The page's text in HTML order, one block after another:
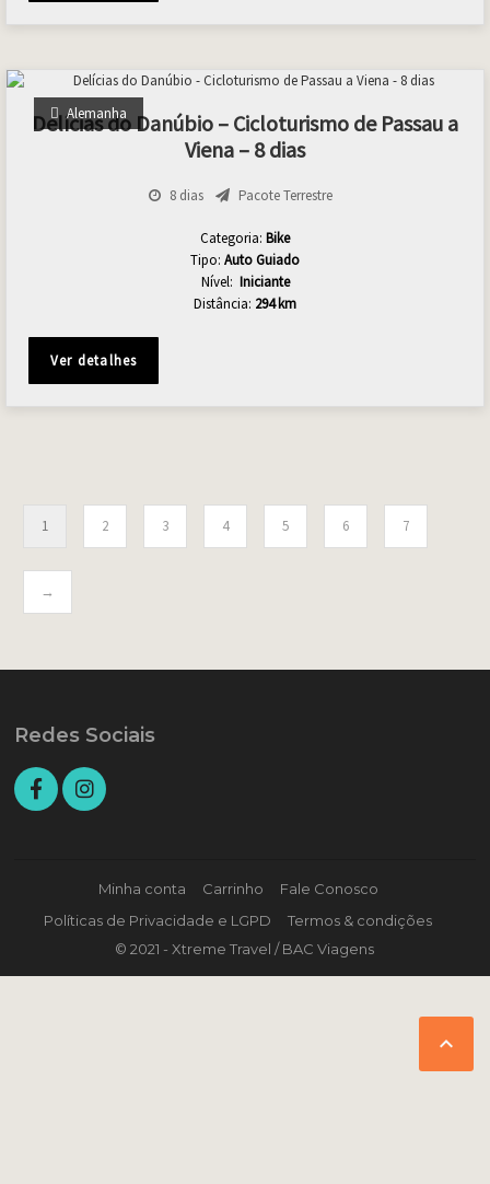
Alemanha
Delícias do Danúbio – Cicloturismo de Passau a
Viena – 8 dias
8 dias Pacote Terrestre
Categoria: Bike
Tipo: Auto Guiado
Nível: Iniciante
Distância: 294 km
Ver detalhes
1 2 3 4 5 6 7
→
Redes Sociais
© 2021 - Xtreme Travel / BAC Viagens
Minha conta Carrinho
Fale Conosco
Políticas de Privacidade e LGPD
Termos & condições
